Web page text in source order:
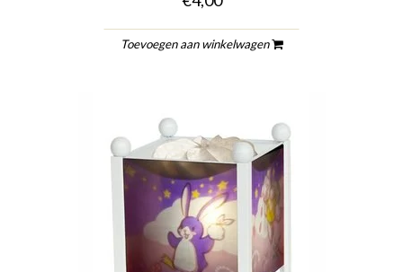
Toevoegen aan winkelwagen